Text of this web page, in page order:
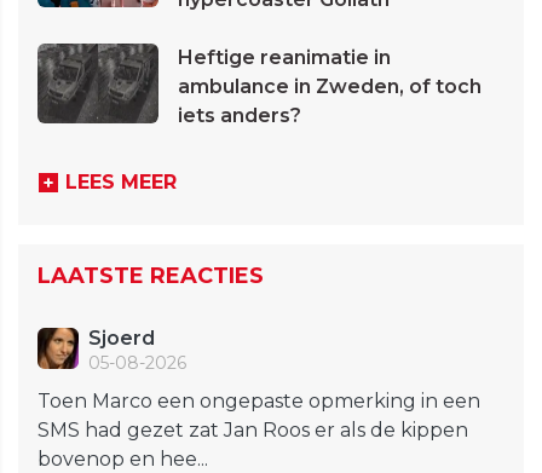
Heftige reanimatie in
ambulance in Zweden, of toch
iets anders?
LEES MEER
LAATSTE REACTIES
Sjoerd
05-08-2026
Toen Marco een ongepaste opmerking in een
SMS had gezet zat Jan Roos er als de kippen
bovenop en hee...